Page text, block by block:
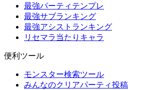
最強パーティテンプレ
最強サブランキング
最強アシストランキング
リセマラ当たりキャラ
便利ツール
モンスター検索ツール
みんなのクリアパーティ投稿